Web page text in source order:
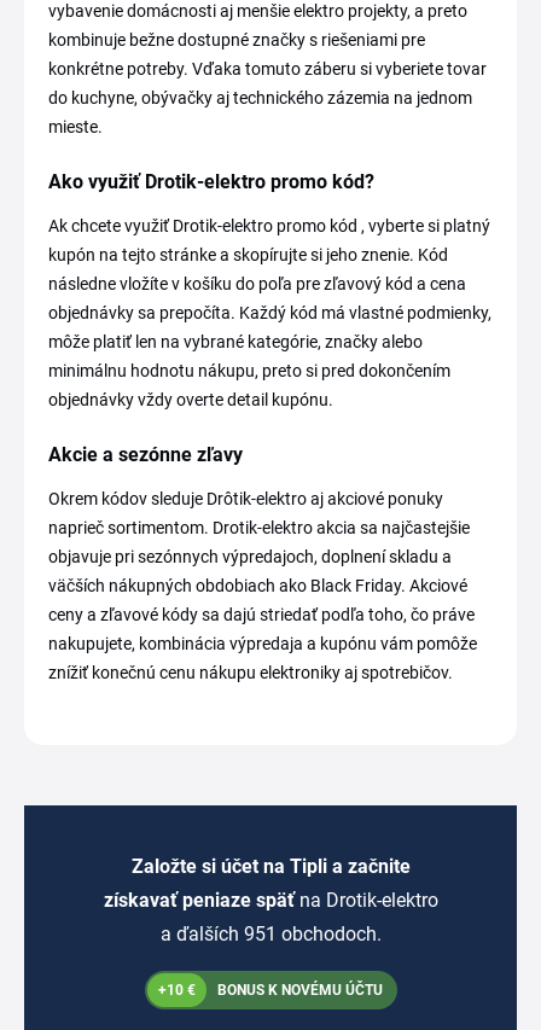
vybavenie domácnosti aj menšie elektro projekty, a preto
kombinuje bežne dostupné značky s riešeniami pre
konkrétne potreby. Vďaka tomuto záberu si vyberiete tovar
do kuchyne, obývačky aj technického zázemia na jednom
mieste.
Ako využiť Drotik-elektro promo kód?
Ak chcete využiť Drotik-elektro promo kód , vyberte si platný
kupón na tejto stránke a skopírujte si jeho znenie. Kód
následne vložíte v košíku do poľa pre zľavový kód a cena
objednávky sa prepočíta. Každý kód má vlastné podmienky,
môže platiť len na vybrané kategórie, značky alebo
minimálnu hodnotu nákupu, preto si pred dokončením
objednávky vždy overte detail kupónu.
Akcie a sezónne zľavy
Okrem kódov sleduje Drôtik-elektro aj akciové ponuky
naprieč sortimentom. Drotik-elektro akcia sa najčastejšie
objavuje pri sezónnych výpredajoch, doplnení skladu a
väčších nákupných obdobiach ako Black Friday. Akciové
ceny a zľavové kódy sa dajú striedať podľa toho, čo práve
nakupujete, kombinácia výpredaja a kupónu vám pomôže
znížiť konečnú cenu nákupu elektroniky aj spotrebičov.
Založte si účet na Tipli a začnite
získavať peniaze späť na Drotik-elektro
a ďalších 951 obchodoch.
+10 € BONUS K NOVÉMU ÚČTU